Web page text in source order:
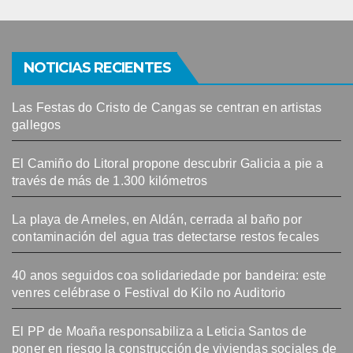
NOTICIAS RECIENTES
Las Festas do Cristo de Cangas se centran en artistas
gallegos
El Camiño do Litoral propone descubrir Galicia a pie a
través de más de 1.300 kilómetros
La playa de Arneles, en Aldán, cerrada al baño por
contaminación del agua tras detectarse restos fecales
40 anos seguidos coa solidariedade por bandeira: este
venres celébrase o Festival do Kilo no Auditorio
El PP de Moaña responsabiliza a Leticia Santos de
poner en riesgo la construcción de viviendas sociales de